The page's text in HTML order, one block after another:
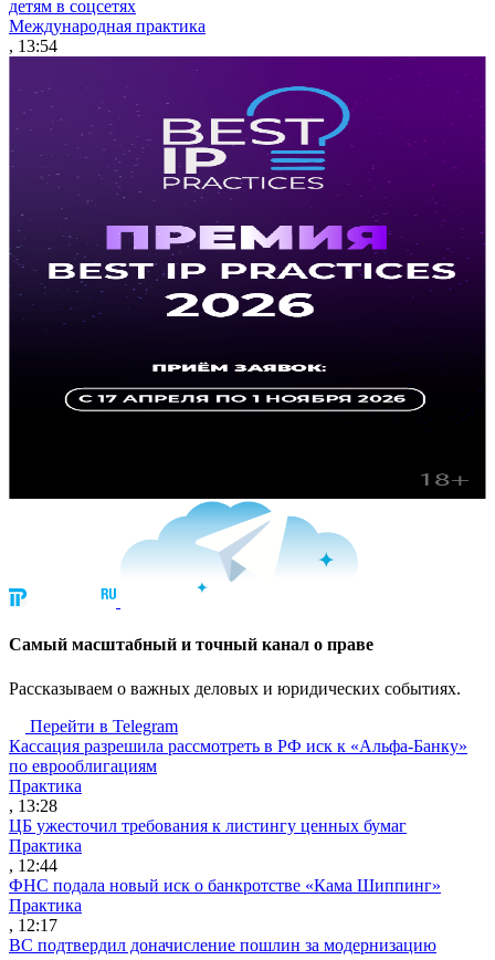
детям в соцсетях
Международная практика
, 13:54
Cамый масштабный и точный канал о праве
Рассказываем о важных деловых и юридических событиях.
Перейти в Telegram
Кассация разрешила рассмотреть в РФ иск к «Альфа-Банку»
по еврооблигациям
Практика
, 13:28
ЦБ ужесточил требования к листингу ценных бумаг
Практика
, 12:44
ФНС подала новый иск о банкротстве «Кама Шиппинг»
Практика
, 12:17
ВС подтвердил доначисление пошлин за модернизацию